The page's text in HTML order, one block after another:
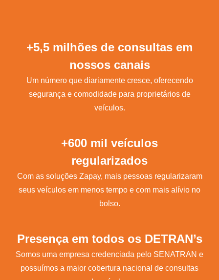
+5,5 milhões de consultas em
nossos canais
Um número que diariamente cresce, oferecendo
segurança e comodidade para proprietários de
veículos.
+600 mil veículos
regularizados
Com as soluções Zapay, mais pessoas regularizaram
seus veículos em menos tempo e com mais alívio no
bolso.
Presença em todos os DETRAN’s
Somos uma empresa credenciada pelo SENATRAN e
possuímos a maior cobertura nacional de consultas